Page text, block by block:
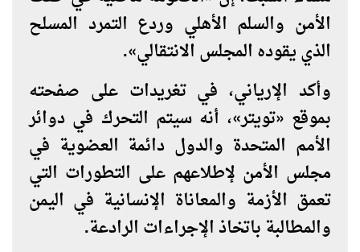
الأمن والسلم الأهلي وردع التمرد المسلح
الذي يقوده المجلس الانتقالي».
وأكد الإرياني، في تغريدات على صفحته
بموقع «تويتر»، أنه سيتم التحرك في دوائر
الأمم المتحدة والدول دائمة العضوية في
مجلس الأمن لإطلاعهم على التطورات التي
تعمق الأزمة والمعاناة الإنسانية في اليمن
والمطالبة باتخاذ الإجراءات الرادعة.